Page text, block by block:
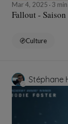
Mar 4, 2025 3
Fallout - Saison
Culture
Stéphane